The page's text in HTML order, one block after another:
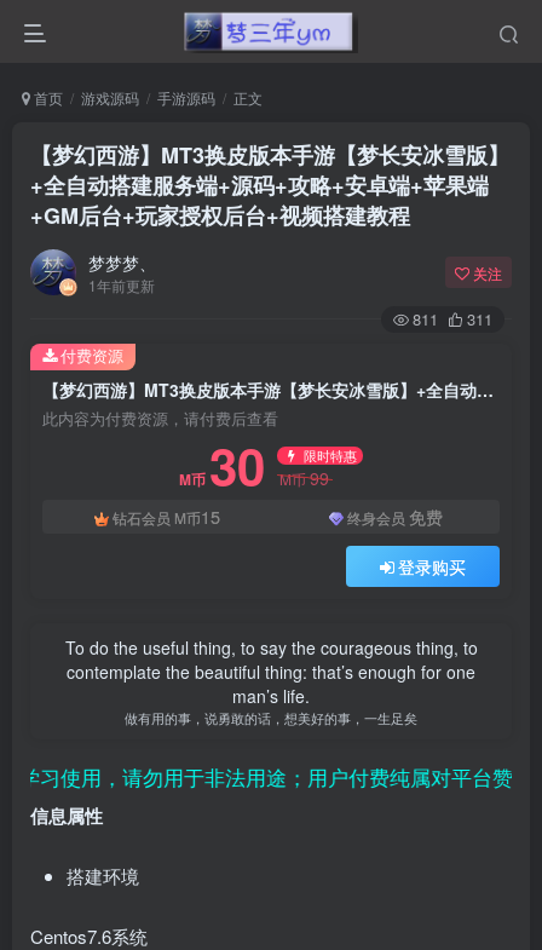
首页 游戏源码 手游源码 正文
【梦幻西游】MT3换皮版本手游【梦长安冰雪版】
+全自动搭建服务端+源码+攻略+安卓端+苹果端
+GM后台+玩家授权后台+视频搭建教程
梦梦梦、
1年前更新
关注
811 311
【梦幻西游】MT3换皮版本手游【梦长安冰雪版】+全自动搭建服务端+源码+攻略+安卓端+苹果端+GM后台+玩家授权后台+视频搭建教程
此内容为付费资源，请付费后查看
M币 30 限时特惠
M币99
钻石会员 M币15 终身会员 免费
登录购买
付费资源
To do the useful thing, to say the courageous thing, to
contemplate the beautiful thing: that’s enough for one
man’s life.
做有用的事，说勇敢的话，想美好的事，一生足矣
用，请勿用于非法用途；用户付费纯属对平台赞助行
信息属性
搭建环境
Centos7.6系统